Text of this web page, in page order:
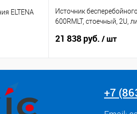
ELTENA
Источник
600RMLT, стоечный, 2U,
автономии
21 838 руб. / шт
+7